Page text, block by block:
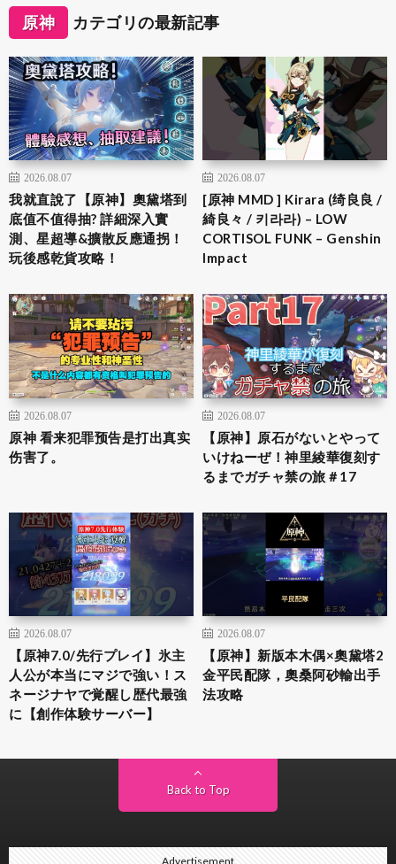
原神 カテゴリの最新記事
2026.08.07
我就直說了【原神】奧黛塔到
底值不值得抽? 詳細深入實
測、星超導&擴散反應通拐！
玩後感乾貨攻略！
2026.08.07
[原神 MMD ] Kirara (绮良良 /
綺良々 / 키라라) – LOW
CORTISOL FUNK – Genshin
Impact
2026.08.07
原神 看来犯罪预告是打出真实
伤害了。
2026.08.07
【原神】原石がないとやって
いけねーぜ！神里綾華復刻す
るまでガチャ禁の旅＃17
2026.08.07
【原神7.0/先行プレイ】氷主
人公が本当にマジで強い！ス
ネージナヤで覚醒し歴代最強
に【創作体験サーバー】
2026.08.07
【原神】新版本木偶×奧黛塔2
金平民配隊，奧桑阿砂輸出手
法攻略
Back to Top
Advertisement